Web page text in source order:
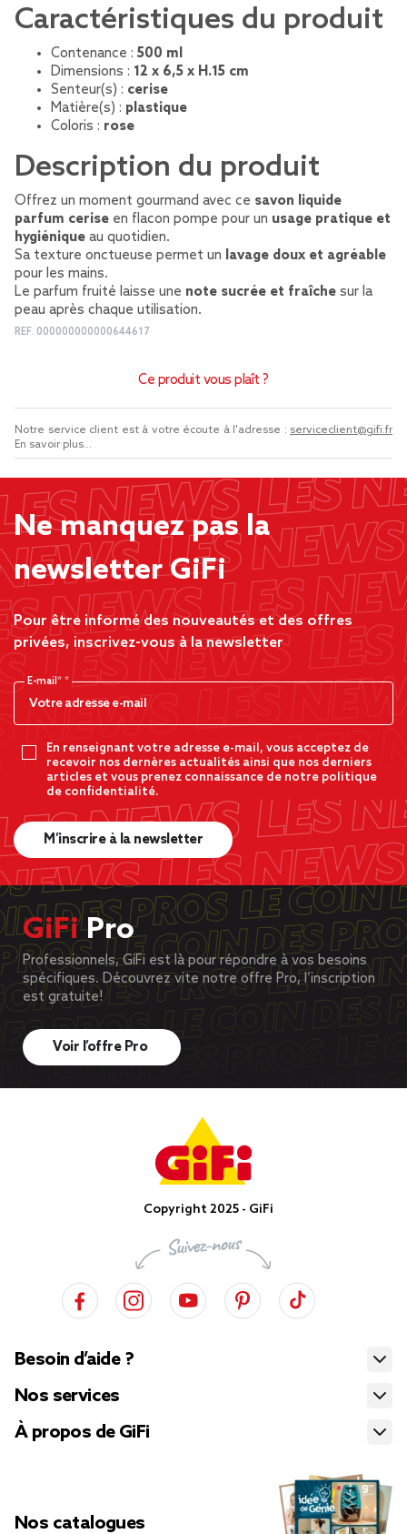
Caractéristiques du produit
Contenance : 500 ml
Dimensions : 12 x 6,5 x H.15 cm
Senteur(s) : cerise
Matière(s) : plastique
Coloris : rose
Description du produit
Offrez un moment gourmand avec ce savon liquide
parfum cerise en flacon pompe pour un usage pratique et
hygiénique au quotidien.
Sa texture onctueuse permet un lavage doux et agréable
pour les mains.
Le parfum fruité laisse une note sucrée et fraîche sur la
peau après chaque utilisation.
REF. 000000000000644617
Ce produit vous plaît ?
Notre service client est à votre écoute à l'adresse : serviceclient@gifi.fr
En savoir plus...
Ne manquez pas la
newsletter GiFi
Pour être informé des nouveautés et des offres
privées, inscrivez-vous à la newsletter
E-mail*
En renseignant votre adresse e-mail, vous acceptez de
recevoir nos dernères actualités ainsi que nos derniers
articles et vous prenez connaissance de notre politique
de confidentialité.
M’inscrire à la newsletter
GiFiPro
Professionnels, GiFi est là pour répondre à vos besoins
spécifiques. Découvrez vite notre offre Pro, l’inscription
est gratuite!
Voir l’offre Pro
Copyright 2025 - GiFi
Besoin d’aide ?
Nos services
À propos de GiFi
Nos catalogues